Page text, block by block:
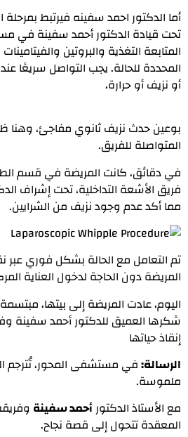
أما الدكتور احمد سفينه فيرتبط
تحت قیادة الدكتور أحمد سفینة في
المتابعة التغذية والبروتين
المحددة للحالة. يجب التواصل سريعًا
أو نزيف أو حرارة،
بوعین حدث نزیف ثانوي مفاجئ، وھنا
المتواصلة للفریق.
في دقائق، كانت المریضة في قسم
فریق الأشعة التداخلیة، تحت إشراف
مما أكد عدم وجود نزیف من الشرایین.
تم التعامل مع الحالة بشكل فوري
المریضة دون الحاجة لدخول العنایة
الیوم، عادت المریضة إلى بیتھا،
شكرھا العمیق للدكتور أحمد سفینة
إنقاذ حیاتھا
الرسالة:في مستشفى المحور، تُترجم
ملموسة.
مع الأستاذ الدكتورأحمد سفینة
المعقدة تتحول إلى قصة نجاح.